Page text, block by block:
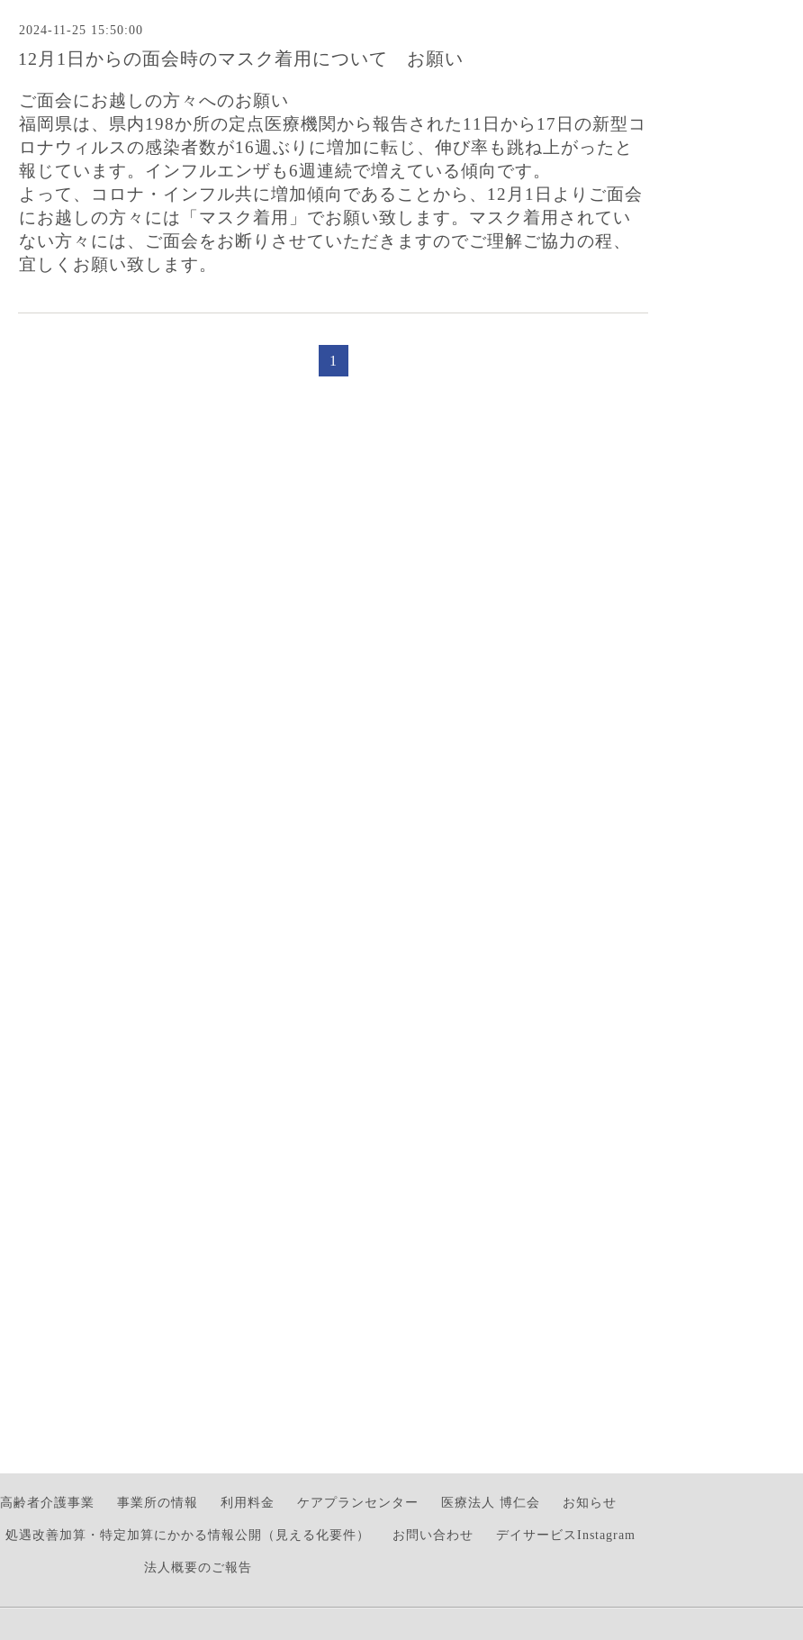
2024-11-25 15:50:00
12月1日からの面会時のマスク着用について お願い
ご面会にお越しの方々へのお願い
福岡県は、県内198か所の定点医療機関から報告された11日から17日の新型コ
ロナウィルスの感染者数が16週ぶりに増加に転じ、伸び率も跳ね上がったと
報じています。インフルエンザも6週連続で増えている傾向です。
よって、コロナ・インフル共に増加傾向であることから、12月1日よりご面会
にお越しの方々には「マスク着用」でお願い致します。マスク着用されてい
ない方々には、ご面会をお断りさせていただきますのでご理解ご協力の程、
宜しくお願い致します。
1
高齢者介護事業 事業所の情報 利用料金 ケアプランセンター 医療法人 博仁会 お知らせ
処遇改善加算・特定加算にかかる情報公開（見える化要件） お問い合わせ デイサービスInstagram
法人概要のご報告